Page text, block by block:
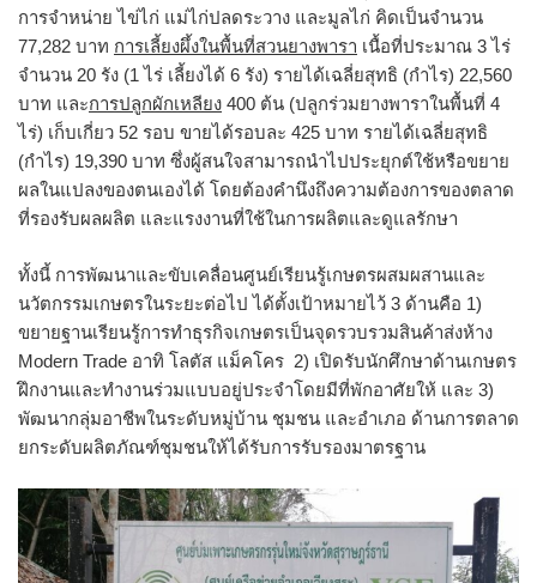
การจำหน่าย ไข่ไก่ แม่ไก่ปลดระวาง และมูลไก่ คิดเป็นจำนวน
77,282 บาท การเลี้ยงผึ้งในพื้นที่สวนยางพารา เนื้อที่ประมาณ 3 ไร่
จำนวน 20 รัง (1 ไร่ เลี้ยงได้ 6 รัง) รายได้เฉลี่ยสุทธิ (กำไร) 22,560
บาท และการปลูกผักเหลียง 400 ต้น (ปลูกร่วมยางพาราในพื้นที่ 4
ไร่) เก็บเกี่ยว 52 รอบ ขายได้รอบละ 425 บาท รายได้เฉลี่ยสุทธิ
(กำไร) 19,390 บาท ซึ่งผู้สนใจสามารถนำไปประยุกต์ใช้หรือขยาย
ผลในแปลงของตนเองได้ โดยต้องคำนึงถึงความต้องการของตลาด
ที่รองรับผลผลิต และแรงงานที่ใช้ในการผลิตและดูแลรักษา
ทั้งนี้ การพัฒนาและขับเคลื่อนศูนย์เรียนรู้เกษตรผสมผสานและ
นวัตกรรมเกษตรในระยะต่อไป ได้ตั้งเป้าหมายไว้ 3 ด้านคือ 1)
ขยายฐานเรียนรู้การทำธุรกิจเกษตรเป็นจุดรวบรวมสินค้าส่งห้าง
Modern Trade อาทิ โลตัส แม็คโคร 2) เปิดรับนักศึกษาด้านเกษตร
ฝึกงานและทำงานร่วมแบบอยู่ประจำโดยมีที่พักอาศัยให้ และ 3)
พัฒนากลุ่มอาชีพในระดับหมู่บ้าน ชุมชน และอำเภอ ด้านการตลาด
ยกระดับผลิตภัณฑ์ชุมชนให้ได้รับการรับรองมาตรฐาน